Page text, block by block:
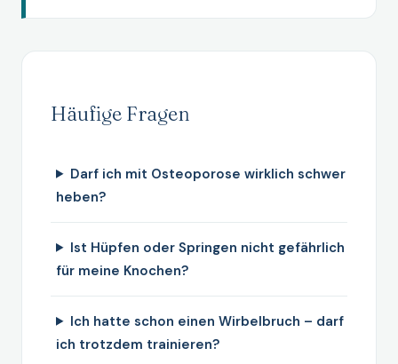
Häufige Fragen
Darf ich mit Osteoporose wirklich schwer
heben?
Ist Hüpfen oder Springen nicht gefährlich
für meine Knochen?
Ich hatte schon einen Wirbelbruch – darf
ich trotzdem trainieren?